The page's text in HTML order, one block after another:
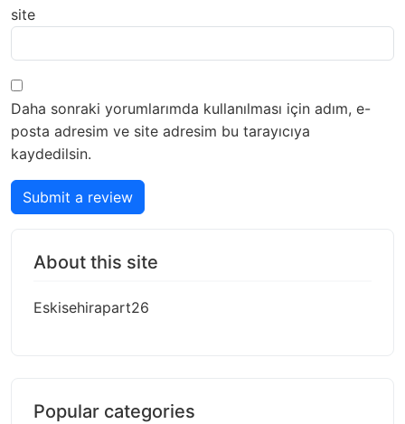
site
Daha sonraki yorumlarımda kullanılması için adım, e-
posta adresim ve site adresim bu tarayıcıya
kaydedilsin.
Submit a review
About this site
Eskisehirapart26
Popular categories